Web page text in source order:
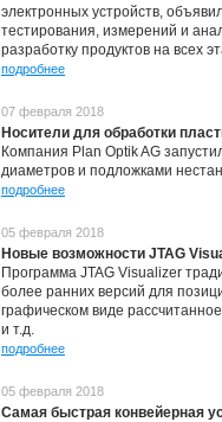
электронных устройств,
тестирования, измерений и
разработку продуктов на всех
подробнее
07 февраля 2018
Носители для обработки
Компания Plan Optik AG
диаметров и подложками
подробнее
05 февраля 2018
Новые возможности JTAG
Программа JTAG Visualizer
более ранних версий для
графическом виде
и т.д.
подробнее
05 февраля 2018
Самая быстрая конвейерная